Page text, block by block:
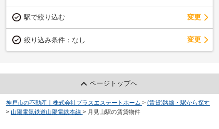
駅で絞り込む 変更
絞り込み条件： なし 変更
ページトップへ
神戸市の不動産｜株式会社プラスエステートホーム > (賃貸)路線・駅から探す
> 山陽電気鉄道山陽電鉄本線 > 月見山駅の賃貸物件